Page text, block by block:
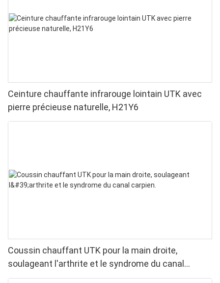
Ceinture chauffante infrarouge lointain UTK avec
pierre précieuse naturelle, H21Y6
Coussin chauffant UTK pour la main droite,
soulageant l'arthrite et le syndrome du canal
carpien.